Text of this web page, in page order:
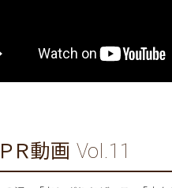
Ｒ動画 Vol.11